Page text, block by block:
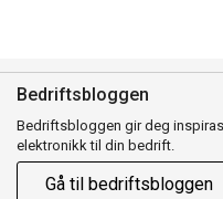
Bedriftsbloggen
Bedriftsbloggen gir deg
elektronikk til din bedrift.
Gå til bedriftsbloggen